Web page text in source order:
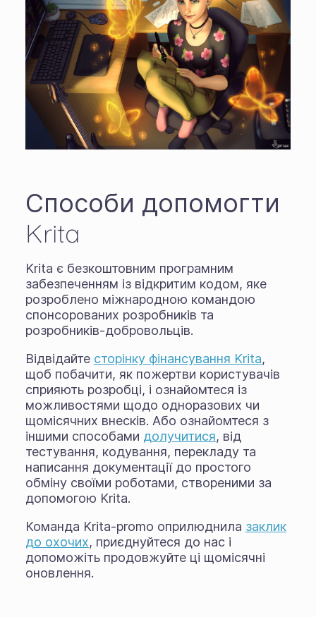
Способи допомогти
Krita
Krita є безкоштовним програмним
забезпеченням із відкритим кодом, яке
розроблено міжнародною командою
спонсорованих розробників та
розробників-добровольців.
Відвідайте сторінку фінансування Krita,
щоб побачити, як пожертви користувачів
сприяють розробці, і ознайомтеся із
можливостями щодо одноразових чи
щомісячних внесків. Або ознайомтеся з
іншими способами долучитися, від
тестування, кодування, перекладу та
написання документації до простого
обміну своїми роботами, створеними за
допомогою Krita.
Команда Krita-promo оприлюднила заклик
до охочих, приєднуйтеся до нас і
допоможіть продовжуйте ці щомісячні
оновлення.